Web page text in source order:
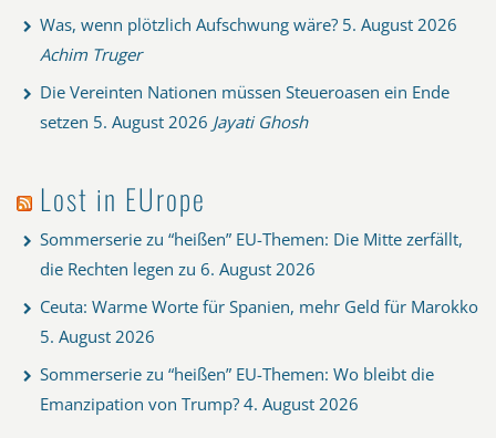
Was, wenn plötzlich Aufschwung wäre? 5. August 2026
Achim Truger
Die Vereinten Nationen müssen Steueroasen ein Ende
setzen 5. August 2026 Jayati Ghosh
Lost in EUrope
Sommerserie zu “heißen” EU-Themen: Die Mitte zerfällt,
die Rechten legen zu 6. August 2026
Ceuta: Warme Worte für Spanien, mehr Geld für Marokko
5. August 2026
Sommerserie zu “heißen” EU-Themen: Wo bleibt die
Emanzipation von Trump? 4. August 2026